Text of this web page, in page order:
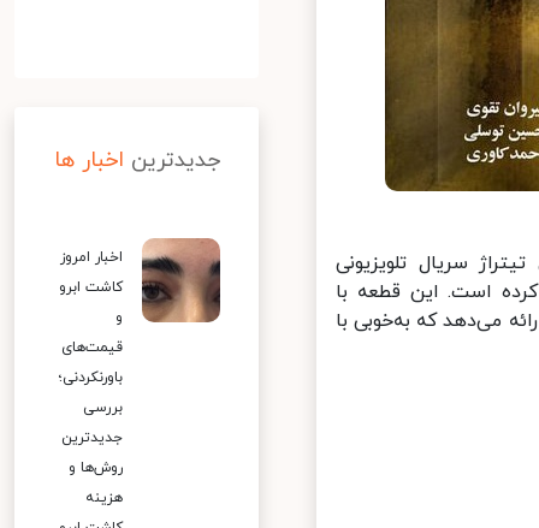
سریال تلویزیونی
است. این قطعه با
می‌دهد که به‌خوبی با
جدیدترین اخبار ها
اخبار امروز
کاشت ابرو
قیمت‌های
باورنکردنی؛
بررسی
جدیدترین
روش‌ها و
هزینه